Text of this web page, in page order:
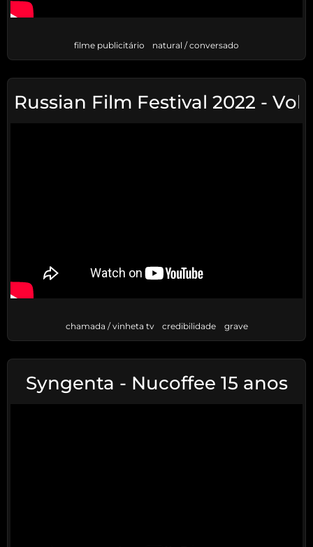
filme publicitário natural / conversado
Russian Film Festival 2022 -
chamada / vinheta tv credibilidade grave
Syngenta - Nucoffee 15 anos